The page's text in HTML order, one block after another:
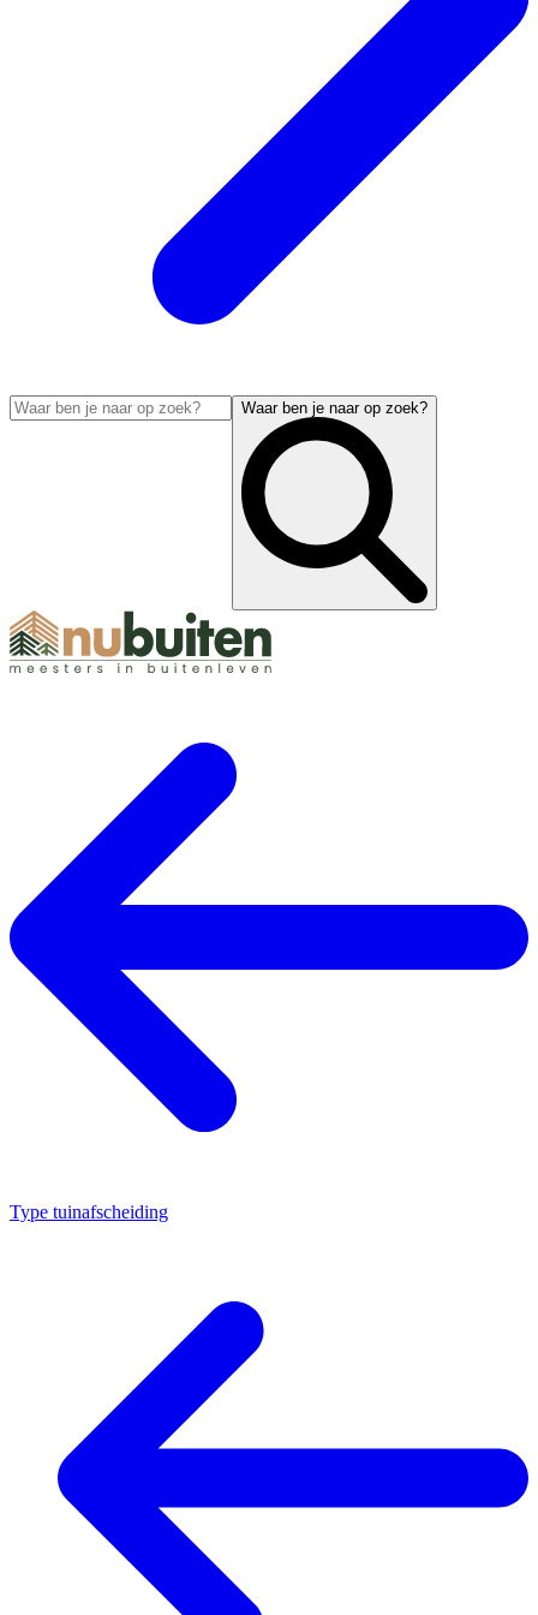
Waar ben je naar op zoek?
Type tuinafscheiding